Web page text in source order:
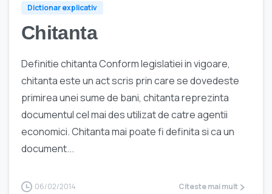
Dictionar explicativ
Chitanta
Definitie chitanta Conform legislatiei in vigoare,
chitanta este un act scris prin care se dovedeste
primirea unei sume de bani, chitanta reprezinta
documentul cel mai des utilizat de catre agentii
economici. Chitanta mai poate fi definita si ca un
document...
06/02/2014 Citeste mai mult